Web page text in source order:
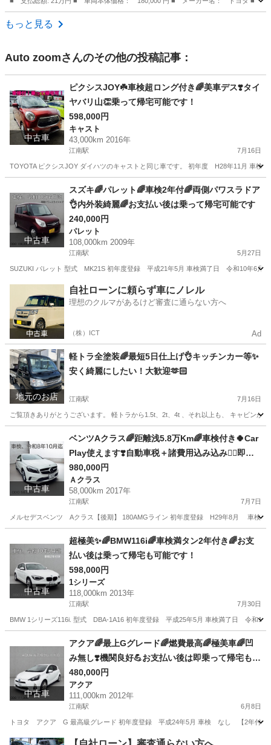
岐阜 各務原市
もっと見る
Auto zoomさんのその他の投稿記事：
中古車
ピクシスJOY☘️車検超ロング付き🌈美車デス❣️タイ
ヤバリ山👏乗って帰宅可能です！
598,000円
キャスト
43,000km 2016年
江南駅 7月16日
TOYOTA ピクシスJOY ダイハツのキャストと同じ車です。 初年度 H28年11月 車
江南駅 キャスト ピクシス
中古車
スズキ🌈パレット🌈車検2年付🌈両側パワスラドア
👌内外装綺麗🌈お支払い後は乗って帰宅可能です
240,000円
パレット
108,000km 2009年
江南駅 5月27日
SUZUKI パレット 型式 MK21S 初年度登録 平成21年5月 車検満了日 令和10年6
江南駅 パレット スズキパレット
自社ローンに頼らず車にノレル
理想のクルマがあるけど審査に通らない方へ
（株）ICT Ad
地元のお店
軽トラ全塗装🌈最短5日仕上げ👌キッチンカー等✨
安く綺麗にしたい！大歓迎🫶🏻
江南駅 7月16日
ご覧頂きありがとうございます。 軽トラから1.5t、2t、4t 、それ以上も、 キャビン
その他 キッチンカー
中古車
ベンツAクラス🌈距離浅5.8万Km🌈車検付き🍀Car
Play使えます❣️自動車税＋諸費用込み込み✌🏻即日
乗って帰宅できます😊
980,000円
Ａクラス
58,000km 2017年
江南駅 7月7日
メルセデスベンツ Aクラス【後期】 180AMGライン 初年度登録 H29年8月 車
江南駅 Aクラス
中古車
超極美✨🌈BMW116i🌈車検満タン2年付き🌈お支
払い後は乗って帰宅も可能です！
598,000円
1シリーズ
118,000km 2013年
江南駅 7月30日
BMW 1シリーズ116i. 型式 DBA-1A16 初年度登録 平成25年5月 車検満了日 令和10
江南駅 1シリーズ チャンス
中古車
アクア🌈最上Gグレード🌈燃費最高🌈極美車🌈凹
み無し❣️機関良好💪お支払い後は即乗って帰宅も可
能です。
480,000円
アクア
111,000km 2012年
江南駅 6月8日
トヨタ アクア G 最高級グレード 初年度登録 平成24年5月 車検 なし 【2年付は別
愛知 江南市 江南駅 アクア 走行距離